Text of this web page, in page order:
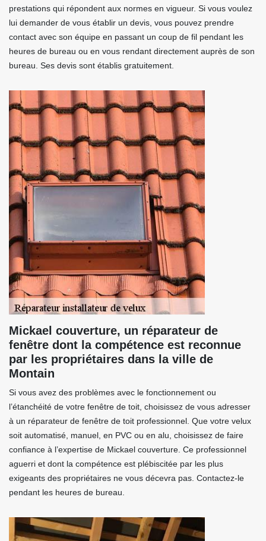
prestations qui répondent aux normes en vigueur. Si vous voulez
lui demander de vous établir un devis, vous pouvez prendre
contact avec son équipe en passant un coup de fil pendant les
heures de bureau ou en vous rendant directement auprès de son
bureau. Ses devis sont établis gratuitement.
Mickael couverture, un réparateur de
fenêtre dont la compétence est reconnue
par les propriétaires dans la ville de
Montain
Si vous avez des problèmes avec le fonctionnement ou
l’étanchéité de votre fenêtre de toit, choisissez de vous adresser
à un réparateur de fenêtre de toit professionnel. Que votre velux
soit automatisé, manuel, en PVC ou en alu, choisissez de faire
confiance à l’expertise de Mickael couverture. Ce professionnel
aguerri et dont la compétence est plébiscitée par les plus
exigeants des propriétaires ne vous décevra pas. Contactez-le
pendant les heures de bureau.